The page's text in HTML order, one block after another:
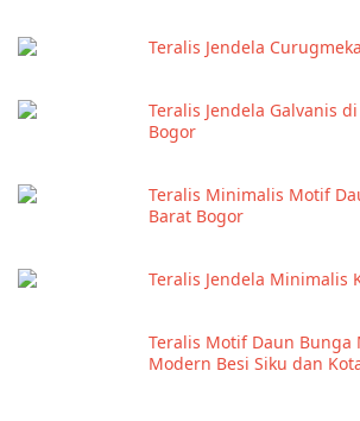
Teralis Jendela
Teralis Jendela Galvanis
Bogor
Teralis Minimalis Motif
Barat Bogor
Teralis Jendela Minimalis
Teralis Motif Daun Bunga
Modern Besi Siku dan